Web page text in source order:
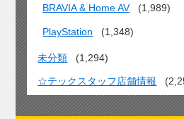
BRAVIA & Home AV (1,989)
PlayStation (1,348)
未分類 (1,294)
☆テックスタッフ店舗情報